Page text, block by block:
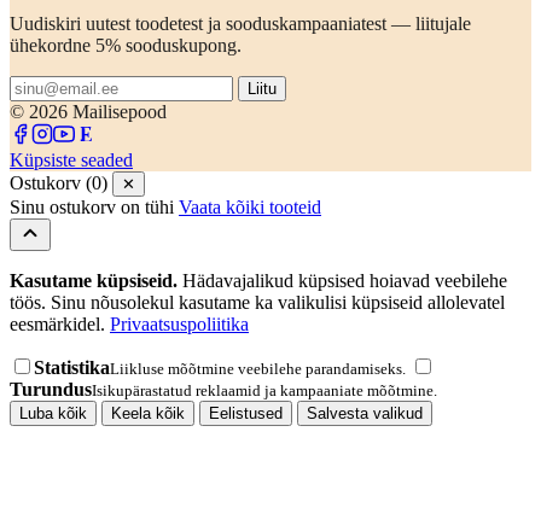
Uudiskiri uutest toodetest ja sooduskampaaniatest — liitujale
ühekordne 5% sooduskupong.
Liitu
© 2026 Mailisepood
Küpsiste seaded
Ostukorv (0)
✕
Sinu ostukorv on tühi Vaata kõiki tooteid
Kasutame küpsiseid. Hädavajalikud küpsised hoiavad veebilehe
töös. Sinu nõusolekul kasutame ka valikulisi küpsiseid allolevatel
eesmärkidel. Privaatsuspoliitika
StatistikaLiikluse mõõtmine veebilehe parandamiseks.
TurundusIsikupärastatud reklaamid ja kampaaniate mõõtmine.
Luba kõik
Keela kõik Eelistused Salvesta valikud